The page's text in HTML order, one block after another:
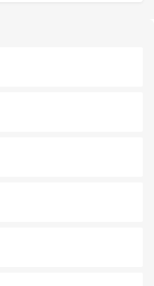
情を楽しめる外せないスポット